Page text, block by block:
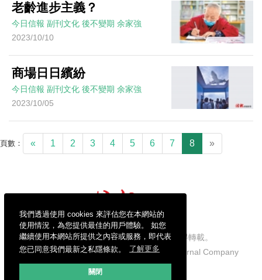
我們透過使用 cookies 來評估您在本網站的
使用情況，為您提供最佳的用戶體驗。 如您
繼續使用本網站所提供之內容或服務，即代表
您已同意我們最新之私隱條款。
了解更多
關閉
老齡進步主義？
今日信報 副刊文化 後不變期 余家強
2023/10/10
商場日日繽紛
今日信報 副刊文化 後不變期 余家強
2023/10/05
頁數： « 1 2 3 4 5 6 7 8 »
信報財經新聞有限公司版權所有，不得轉載。
Copyright © 2026 Hong Kong Economic Journal Company
Limited. All rights reserved.